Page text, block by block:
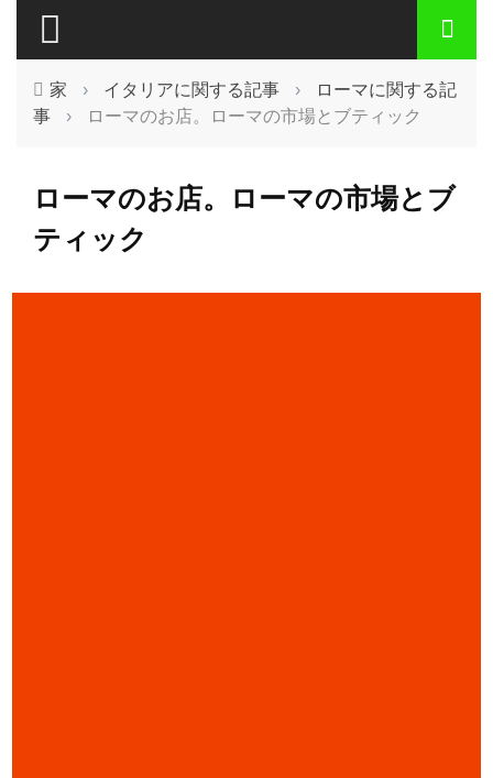
家 › イタリアに関する記事 ›
ローマに関する記
事
› ローマのお店。ローマの市場とブティック
ローマのお店。ローマの市場とブ
ティック